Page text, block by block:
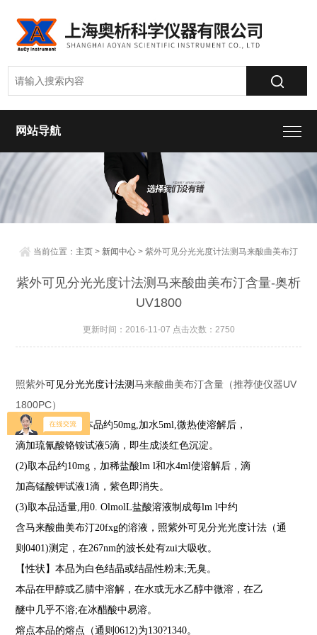
网站导航
当前位置： 主页 > 新闻中心 > 紫外可见分光光度计法测马来酸曲美布汀
含量-奥析UV1800
紫外可见分光光度计法测马来酸曲美布汀含量-奥析
UV1800
更新时间：2016-11-07 点击次数：2750
照紫外可见分光光度计法测马来酸曲美布汀含量（推荐使仪器UV
1800PC）
【鉴别】（1)取本品约50mg,加水5ml,微热使溶解后，
滴加琉氰酸铬铵试液5滴，即生成淡红色沉淀。
(2)取本品约10mg ，加稀盐酸lm l和水4ml使溶解后，滴
加高锰酸钾试液1滴，紫色即消失。
(3)取本品适量,用0. OlmolL盐酸溶液制成每lm l中约
含马来酸曲美布汀20fxg的溶液，照紫外可见分光光度计法（通
则0401)测定，在267nm的波长处有zui大吸收。
【性状】本品为白色结晶或结晶性粉末;无臭。
本品在甲醇或乙腈中溶解，在水或无水乙醇中微溶，在乙
醚中几乎不溶;在冰醋酸中易溶。
熔点本品的熔点（通则0612)为130?1340。